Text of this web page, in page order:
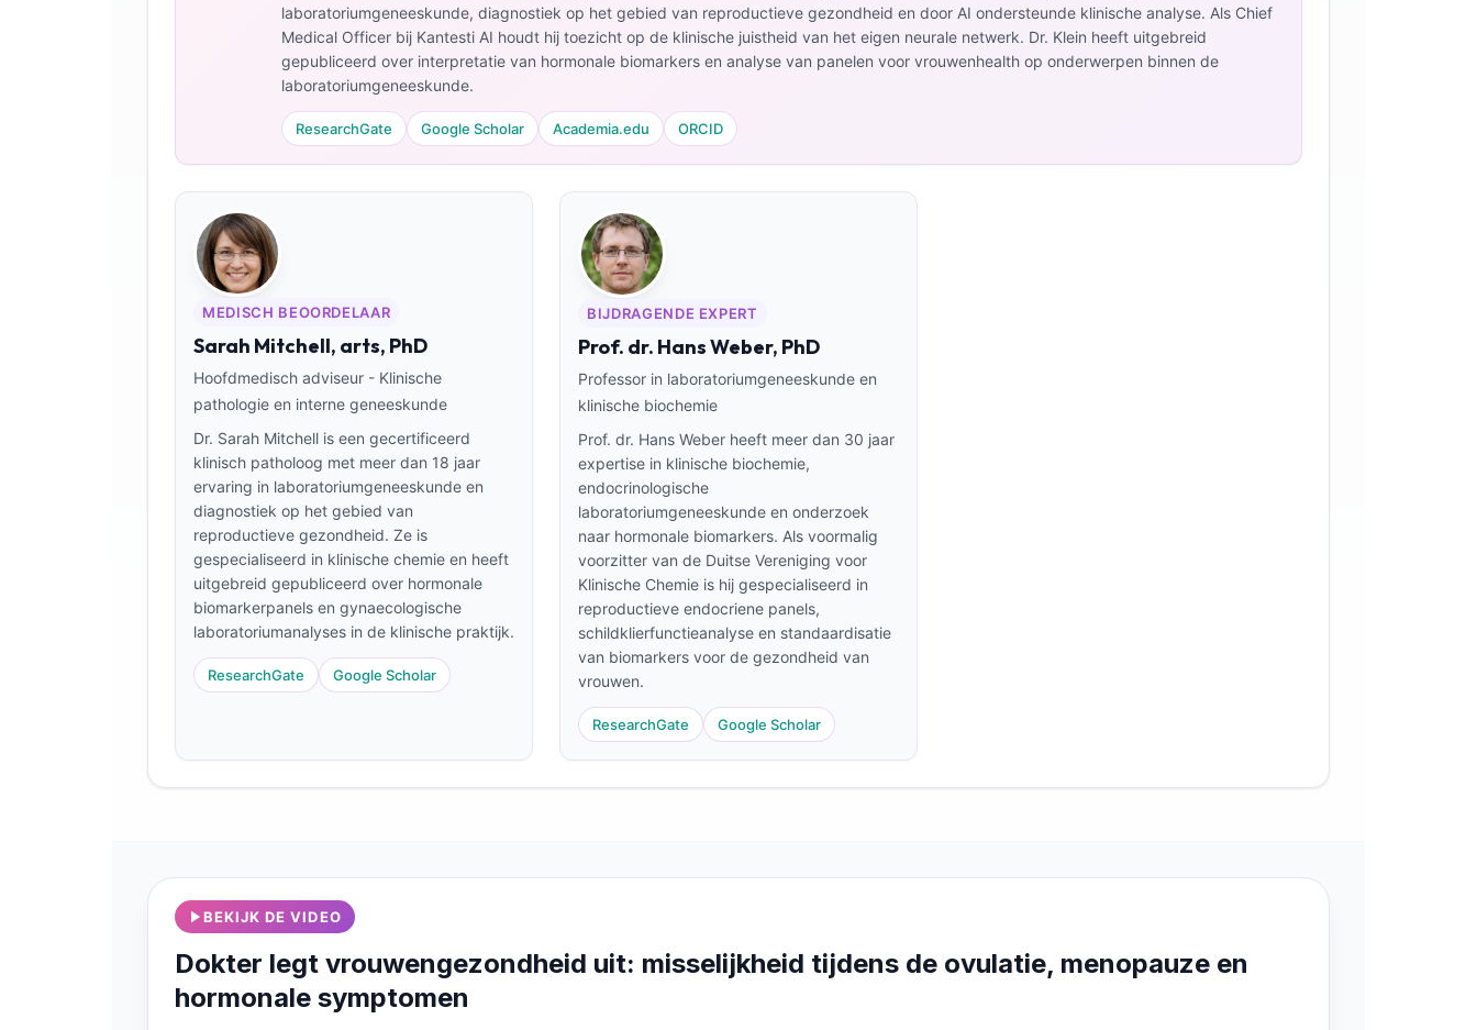
laboratoriumgeneeskunde, diagnostiek op het gebied van reproductieve gezondheid en door AI ondersteunde klinische analyse. Als Chief
Medical Officer bij Kantesti AI houdt hij toezicht op de klinische juistheid van het eigen neurale netwerk. Dr. Klein heeft uitgebreid
gepubliceerd over interpretatie van hormonale biomarkers en analyse van panelen voor vrouwenhealth op onderwerpen binnen de
laboratoriumgeneeskunde.
ResearchGate Google Scholar Academia.edu ORCID
MEDISCH BEOORDELAAR
Sarah Mitchell, arts, PhD
Hoofdmedisch adviseur - Klinische
pathologie en interne geneeskunde
Dr. Sarah Mitchell is een gecertificeerd
klinisch patholoog met meer dan 18 jaar
ervaring in laboratoriumgeneeskunde en
diagnostiek op het gebied van
reproductieve gezondheid. Ze is
gespecialiseerd in klinische chemie en heeft
uitgebreid gepubliceerd over hormonale
biomarkerpanels en gynaecologische
laboratoriumanalyses in de klinische praktijk.
ResearchGate Google Scholar
BIJDRAGENDE EXPERT
Prof. dr. Hans Weber, PhD
Professor in laboratoriumgeneeskunde en
klinische biochemie
Prof. dr. Hans Weber heeft meer dan 30 jaar
expertise in klinische biochemie,
endocrinologische
laboratoriumgeneeskunde en onderzoek
naar hormonale biomarkers. Als voormalig
voorzitter van de Duitse Vereniging voor
Klinische Chemie is hij gespecialiseerd in
reproductieve endocriene panels,
schildklierfunctieanalyse en standaardisatie
van biomarkers voor de gezondheid van
vrouwen.
ResearchGate Google Scholar
BEKIJK DE VIDEO
Dokter legt vrouwengezondheid uit: misselijkheid tijdens de ovulatie, menopauze en
hormonale symptomen
Occitan
العربية المغربية
ພາສາລາວ
Cebuano
ئۇيغۇرچە
Кыргызча
Татар теле
Беларуская мова
Esperanto
Frysk
Ślōnskŏ gŏdka
Norsk bokmål